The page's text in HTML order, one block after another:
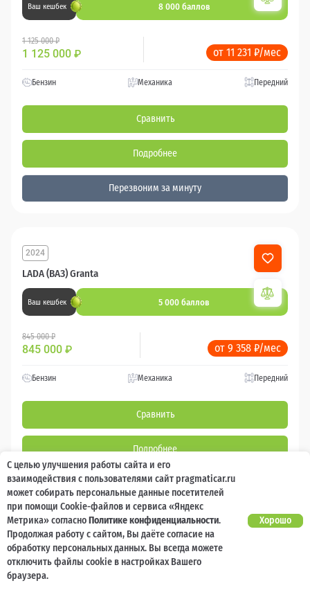
Ваш кешбек 8 000 баллов
1 125 000 ₽
1 125 000 ₽ от 11 231 ₽/мес
Бензин Механика Передний
Сравнить
Подробнее
Перезвоним за минуту
LADA (ВАЗ) Granta
2024
Ваш кешбек 5 000 баллов
845 000 ₽
845 000 ₽ от 9 358 ₽/мес
Бензин Механика Передний
Сравнить
Подробнее
Перезвоним за минуту
21 655 км
LADA (ВАЗ) Granta
2024
С целью улучшения работы сайта и его
взаимодействия с пользователями сайт pragmaticar.ru
может собирать персональные данные посетителей
при помощи Cookie-файлов и сервиса «Яндекс
Метрика» согласноПолитике конфиденциальности.
Продолжая работу с сайтом, Вы даёте согласие на
обработку персональных данных. Вы всегда можете
отключить файлы cookie в настройках Вашего
браузера.
Хорошо